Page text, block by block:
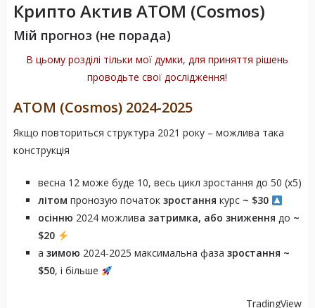
Унікальність Cosmos:
Крипто Актив ATOM (Cosmos)
Мій прогноз (не порада)
В цьому розділі тільки мої думки, для приняття рішень
проводьте свої дослідження!
ATOM (Cosmos) 2024-2025
Якщо повториться структура 2021 року – можлива така
конструкція
весна 12 може буде 10, весь цикл зростання до 50 (х5)
літом пронозую початок зростання курс ~ $30
осінню 2024 можлива затримка, або зниження до ~
$20
а зимою 2024-2025 максимальна фаза зростання ~
$50, і більше
TradingView